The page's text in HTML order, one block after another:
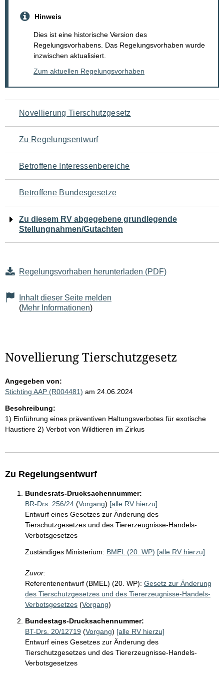
Hinweis
Dies ist eine historische Version des
Regelungsvorhabens. Das Regelungsvorhaben wurde
inzwischen aktualisiert.
Zum aktuellen Regelungsvorhaben
Navigation
für
den
Seiteninhalt
Novellierung Tierschutzgesetz
Zu Regelungsentwurf
Betroffene Interessenbereiche
Betroffene Bundesgesetze
Zu diesem RV abgegebene grundlegende
Stellungnahmen/Gutachten
Regelungsvorhaben herunterladen (PDF)
Inhalt dieser Seite melden
(Mehr Informationen)
Novellierung Tierschutzgesetz
Angegeben von:
Stichting AAP (R004481) am 24.06.2024
Beschreibung:
1) Einführung eines präventiven Haltungsverbotes für exotische
Haustiere 2) Verbot von Wildtieren im Zirkus
Zu Regelungsentwurf
Bundesrats-Drucksachennummer:
BR-Drs. 256/24 (Vorgang) [alle RV hierzu]
Entwurf eines Gesetzes zur Änderung des
Tierschutzgesetzes und des Tiererzeugnisse-Handels-
Verbotsgesetzes
Zuständiges Ministerium: BMEL (20. WP) [alle RV hierzu]
Zuvor:
Referentenentwurf (BMEL) (20. WP): Gesetz zur Änderung
des Tierschutzgesetzes und des Tiererzeugnisse-Handels-
Verbotsgesetzes (Vorgang)
Bundestags-Drucksachennummer:
BT-Drs. 20/12719 (Vorgang) [alle RV hierzu]
Entwurf eines Gesetzes zur Änderung des
Tierschutzgesetzes und des Tiererzeugnisse-Handels-
Verbotsgesetzes